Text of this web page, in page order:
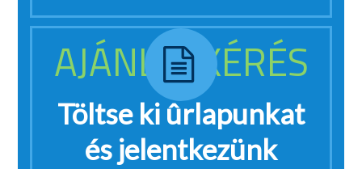
AJÁNLATKÉRÉS
Töltse ki ûrlapunkat
és jelentkezünk